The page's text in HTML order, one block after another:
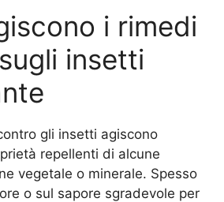
i rimedi
insetti
gli insetti agiscono
repellenti di alcune
vegetale o minerale. Spesso
o sul sapore sgradevole per